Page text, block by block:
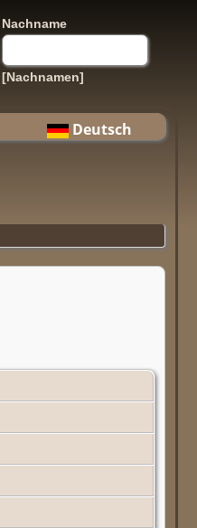
Nachname
[Nachnamen]
Deutsch